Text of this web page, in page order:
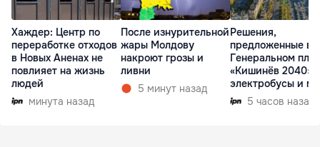
Хаждер: Центр по
переработке отходов
в Новых Аненах не
повлияет на жизнь
людей
минута назад
После изнурительной
жары Молдову
накроют грозы и
ливни
5 минут назад
Решения,
предложенные в
Генеральном
«Кишинёв 2040»:
электробусы и
5 часов назад